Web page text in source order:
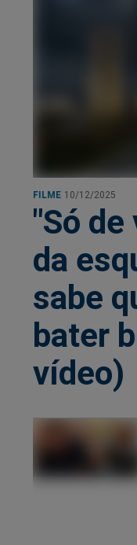
FILME 10/12/2025
"Só
da
sabe
bater
vídeo)